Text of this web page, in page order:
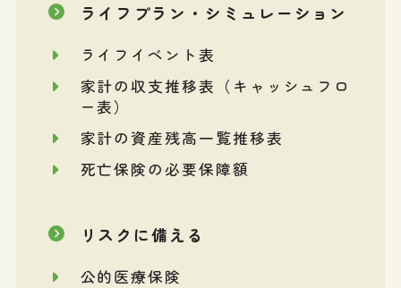
ライフプラン・シミュレーション
ライフイベント表
家計の収支推移表（キャッシュフロ
ー表）
家計の資産残高一覧推移表
死亡保険の必要保障額
リスクに備える
公的医療保険